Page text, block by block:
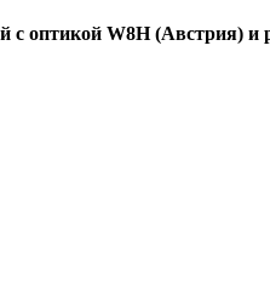
с оптикой W8H (Австрия) и